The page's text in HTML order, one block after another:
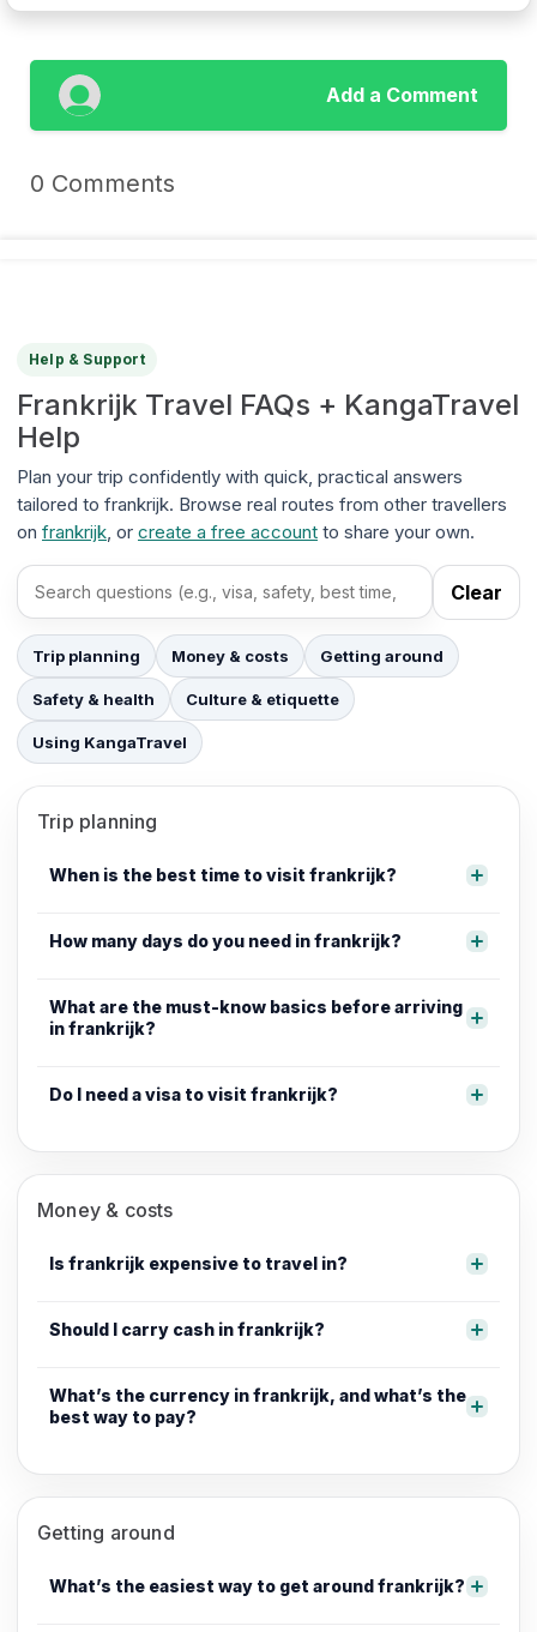
Add a Comment
0 Comments
Help & Support
Frankrijk Travel FAQs + KangaTravel
Help
Plan your trip confidently with quick, practical answers
tailored to frankrijk. Browse real routes from other travellers
on frankrijk, or create a free account to share your own.
Search FAQs Clear
Trip planning Money & costs Getting around
Safety & health Culture & etiquette
Using KangaTravel
Trip planning
When is the best time to visit frankrijk?
How many days do you need in frankrijk?
What are the must-know basics before arriving
in frankrijk?
Do I need a visa to visit frankrijk?
Money & costs
Is frankrijk expensive to travel in?
Should I carry cash in frankrijk?
What’s the currency in frankrijk, and what’s the
best way to pay?
Getting around
What’s the easiest way to get around frankrijk?